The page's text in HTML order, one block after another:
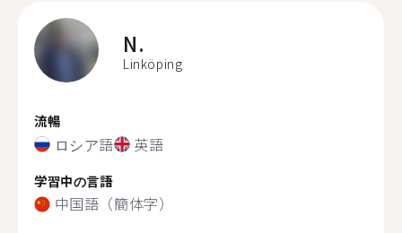
N.
Linköping
流暢
ロシア語 英語
学習中の言語
中国語（簡体字）